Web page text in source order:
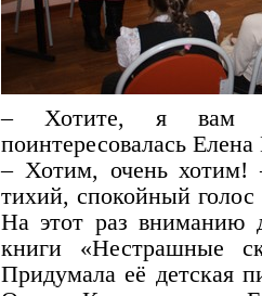
– Хотите, я вам
поинтересовалась
– Хотим, очень хотим!
тихий, спокойный голос
На этот раз вниманию
книги «Нестрашные
Придумала её детская